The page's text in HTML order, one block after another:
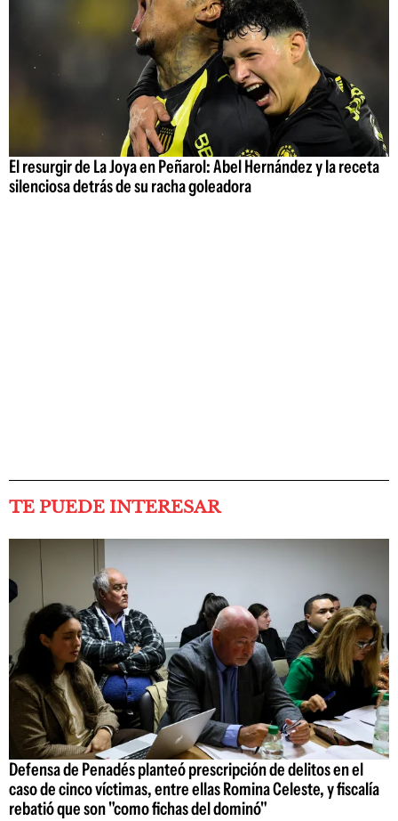
El resurgir de La Joya en Peñarol: Abel Hernández y la receta
silenciosa detrás de su racha goleadora
TE PUEDE INTERESAR
Defensa de Penadés planteó prescripción de delitos en el
caso de cinco víctimas, entre ellas Romina Celeste, y fiscalía
rebatió que son "como fichas del dominó"